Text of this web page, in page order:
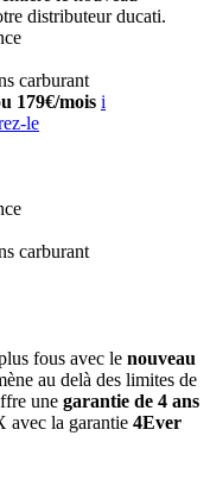
distributeur ducati.
carburant
179€/mois i
le
carburant
fous avec le nouveau
au delà des limites de
une garantie de 4 ans
avec la garantie 4Ever